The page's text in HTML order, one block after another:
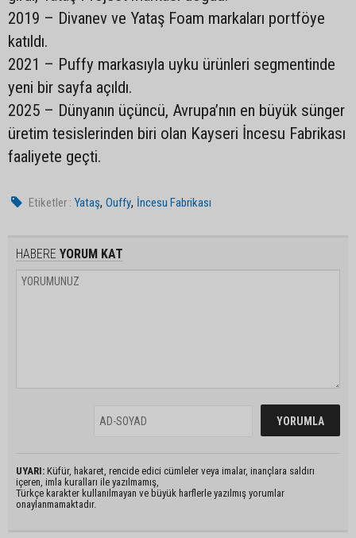
2019 – Divanev ve Yataş Foam markaları portföye
katıldı.
2021 – Puffy markasıyla uyku ürünleri segmentinde
yeni bir sayfa açıldı.
2025 – Dünyanın üçüncü, Avrupa’nın en büyük sünger
üretim tesislerinden biri olan Kayseri İncesu Fabrikası
faaliyete geçti.
Etiketler : Yataş,Ouffy, İncesu Fabrikası
HABERE YORUM KAT
UYARI: Küfür, hakaret, rencide edici cümleler veya imalar, inançlara saldırı
içeren, imla kuralları ile yazılmamış,
Türkçe karakter kullanılmayan ve büyük harflerle yazılmış yorumlar
onaylanmamaktadır.